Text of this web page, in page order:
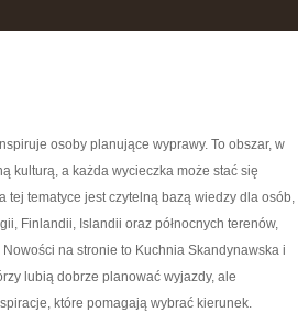
osoby planujące wyprawy. To obszar, w
kulturą, a każda wycieczka może stać się
tematyce jest czytelną bazą wiedzy dla osób,
Finlandii, Islandii oraz północnych terenów,
na stronie to Kuchnia Skandynawska i
lubią dobrze planować wyjazdy, ale
które pomagają wybrać kierunek.